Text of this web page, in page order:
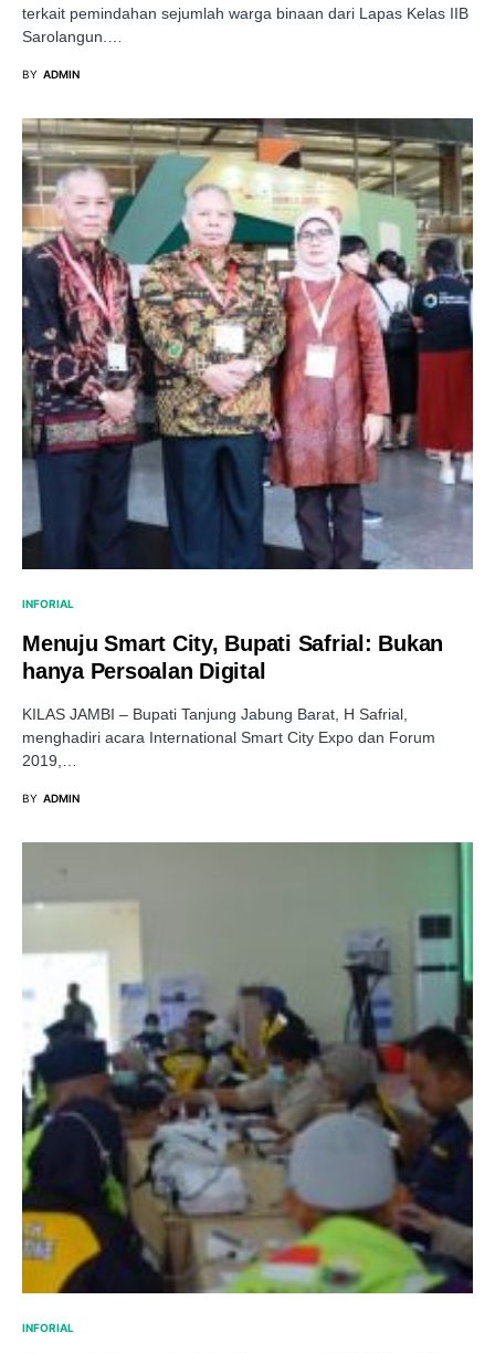
terkait pemindahan sejumlah warga binaan dari Lapas Kelas IIB
Sarolangun.…
BY ADMIN
INFORIAL
Menuju Smart City, Bupati Safrial: Bukan
hanya Persoalan Digital
KILAS JAMBI – Bupati Tanjung Jabung Barat, H Safrial,
menghadiri acara International Smart City Expo dan Forum
2019,…
BY ADMIN
INFORIAL